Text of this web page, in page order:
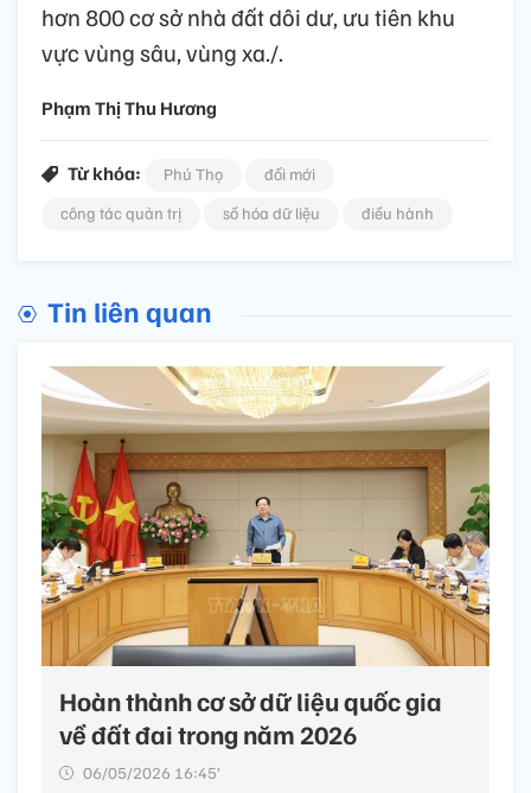
hơn 800 cơ sở nhà đất dôi dư, ưu tiên khu
vực vùng sâu, vùng xa./.
Phạm Thị Thu Hương
Từ khóa: Phú Thọ
đổi mới
công tác quản trị
số hóa dữ liệu điều hành
Tin liên quan
Hoàn thành cơ sở dữ liệu quốc gia
về đất đai trong năm 2026
06/05/2026 16:45’